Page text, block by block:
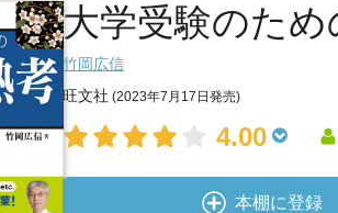
大学受験のた
竹岡広信
旺文社 (2023年7月17日発売)
4.00
本棚に登録